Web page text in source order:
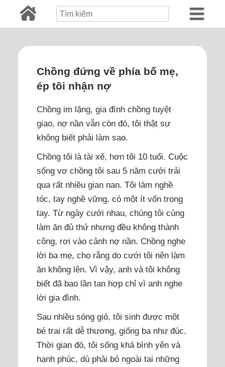
Chồng đứng về phía bố mẹ,
ép tôi nhận nợ
Chồng im lặng, gia đình chồng tuyệt
giao, nợ nần vẫn còn đó, tôi thật sự
không biết phải làm sao.
Chồng tôi là tài xế, hơn tôi 10 tuổi. Cuộc
sống vợ chồng tôi sau 5 năm cưới trải
qua rất nhiều gian nan. Tôi làm nghề
tóc, tay nghề vững, có một ít vốn trong
tay. Từ ngày cưới nhau, chúng tôi cùng
làm ăn đủ thứ nhưng đều không thành
công, rơi vào cảnh nợ nần. Chồng nghe
lời ba mẹ, cho rằng do cưới tôi nên làm
ăn không lên. Vì vậy, anh và tôi không
biết đã bao lần tan hợp chỉ vì anh nghe
lời gia đình.
Sau nhiều sóng gió, tôi sinh được một
bé trai rất dễ thương, giống ba như đúc.
Thời gian đó, tôi sống khá bình yên và
hạnh phúc, dù phải bỏ ngoài tai những